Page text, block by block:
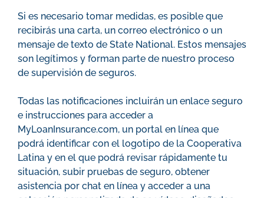
Si es necesario tomar medidas, es posible que
recibirás una carta, un correo electrónico o un
mensaje de texto de State National. Estos mensajes
son legítimos y forman parte de nuestro proceso
de supervisión de seguros.
Todas las notificaciones incluirán un enlace seguro
e instrucciones para acceder a
MyLoanInsurance.com, un portal en línea que
podrá identificar con el logotipo de la Cooperativa
Latina y en el que podrá revisar rápidamente tu
situación, subir pruebas de seguro, obtener
asistencia por chat en línea y acceder a una